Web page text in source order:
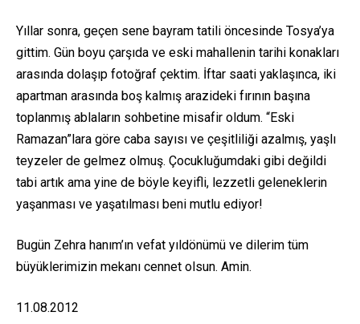
Yıllar sonra, geçen sene bayram tatili öncesinde Tosya’ya
gittim. Gün boyu çarşıda ve eski mahallenin tarihi konakları
arasında dolaşıp fotoğraf çektim. İftar saati yaklaşınca, iki
apartman arasında boş kalmış arazideki fırının başına
toplanmış ablaların sohbetine misafir oldum. “Eski
Ramazan”lara göre caba sayısı ve çeşitliliği azalmış, yaşlı
teyzeler de gelmez olmuş. Çocukluğumdaki gibi değildi
tabi artık ama yine de böyle keyifli, lezzetli geleneklerin
yaşanması ve yaşatılması beni mutlu ediyor!
Bugün Zehra hanım’ın vefat yıldönümü ve dilerim tüm
büyüklerimizin mekanı cennet olsun. Amin.
11.08.2012